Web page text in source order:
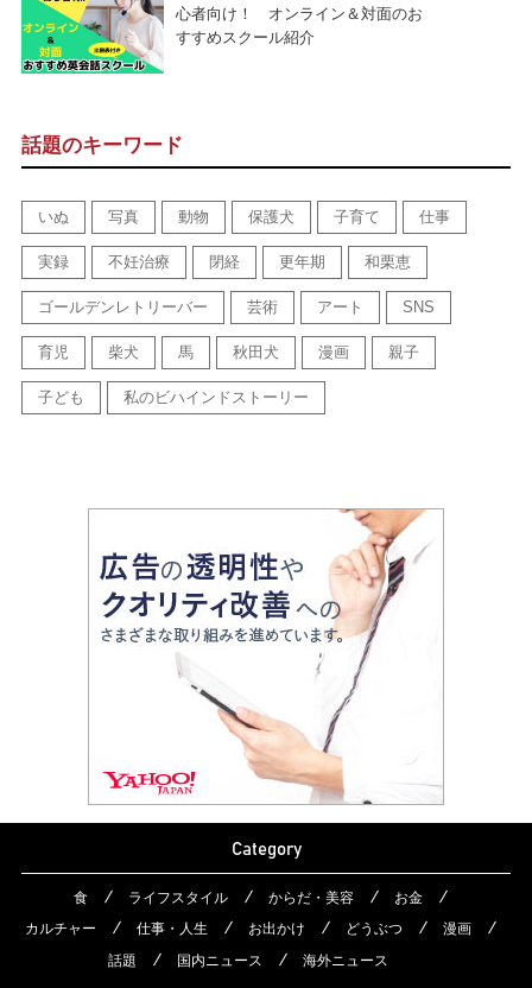
心者向け！ オンライン＆対面のお
すすめスクール紹介
話題のキーワード
いぬ 写真 動物 保護犬 子育て 仕事
実録 不妊治療 閉経 更年期 和栗恵
ゴールデンレトリーバー 芸術 アート SNS
育児 柴犬 馬 秋田犬 漫画 親子
子ども 私のビハインドストーリー
Category
食 ライフスタイル からだ・美容
お金
カルチャー
仕事・人生 お出かけ どうぶつ
漫画
話題
国内ニュース 海外ニュース